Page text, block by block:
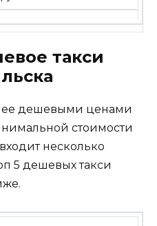
такси
дешевыми ценами
стоимости
несколько
5 дешевых такси